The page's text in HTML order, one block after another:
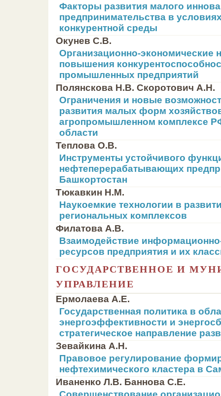
Факторы развития малого
предпринимательства в
конкурентной среды
Окунев С.В.
Организационно-экономические
повышения
промышленных предприятий
Полянскова Н.В. Скоротович А.Н.
Ограничения и новые
развития малых форм
агропромышленном комплексе
области
Теплова О.В.
Инструменты устойчивого
нефтеперерабатывающих
Башкортостан
Тюкавкин Н.М.
Наукоемкие технологии в
региональных комплексов
Филатова А.В.
Взаимодействие
ресурсов предприятия и их
ГОСУДАРСТВЕННОЕ И
УПРАВЛЕНИЕ
Ермолаева А.Е.
Государственная политика в
энергоэффективности и
стратегическое направление
Зевайкина А.Н.
Правовое регулирование
нефтехимического кластера в
Иваненко Л.В. Баннова С.Е.